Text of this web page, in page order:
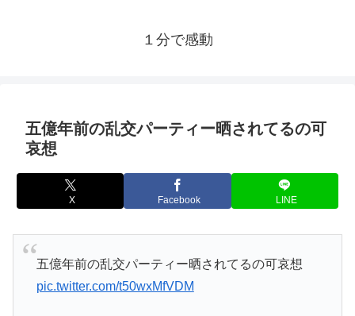
１分で感動
五億年前の乱交パーティー晒されてるの可
哀想
X Facebook LINE
五億年前の乱交パーティー晒されてるの可哀想
pic.twitter.com/t50wxMfVDM